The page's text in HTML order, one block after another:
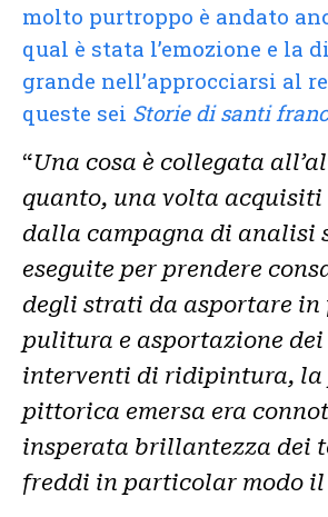
molto purtroppo è andato
qual è stata l’emozione e la
grande nell’approcciarsi al
queste sei Storie di santi
“Una cosa è collegata
quanto, una volta
dalla campagna di analisi
eseguite per prendere
degli strati da asportare in
pulitura e asportazione dei
interventi di ridipintura, la
pittorica emersa era
insperata brillantezza dei
freddi in particolar modo il